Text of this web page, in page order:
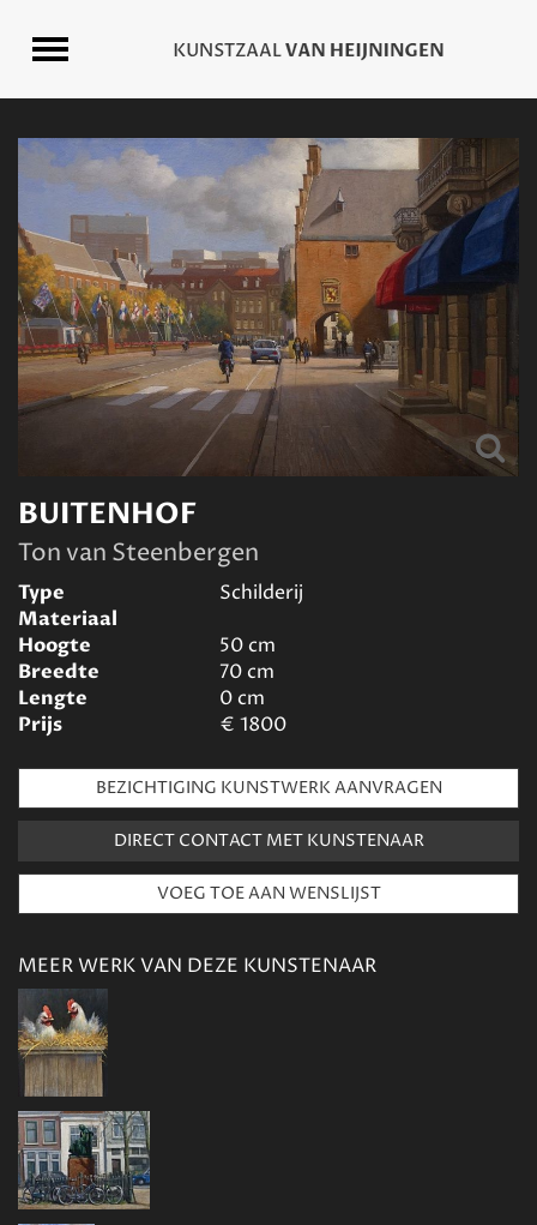
BUITENHOF
Ton van Steenbergen
Type
Schilderij
Materiaal
Hoogte
50cm
Breedte
70cm
Lengte
0cm
Prijs
€ 1800
BEZICHTIGING KUNSTWERK AANVRAGEN
DIRECT CONTACT MET KUNSTENAAR
MEER WERK VAN DEZE KUNSTENAAR